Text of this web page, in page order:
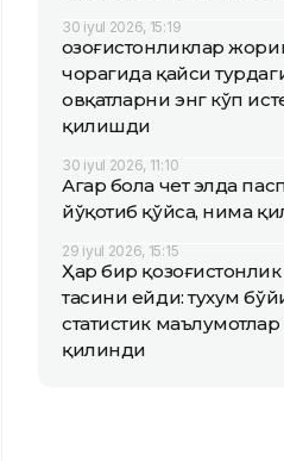
30 iyul 2026, 15:19
Қозоғистонликлар
чорагида қайси
овқатларни энг кўп
қилишди
30 iyul 2026, 11:10
Агар бола чет элда
йўқотиб қўйса, нима
29 iyul 2026, 15:15
Ҳар бир
тасини ейди: тухум
статистик
қилинди